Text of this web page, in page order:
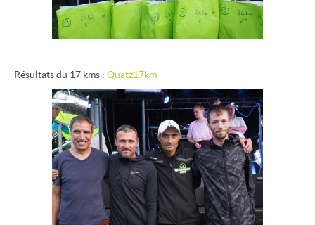
Résultats du 17 kms : Quatz17km